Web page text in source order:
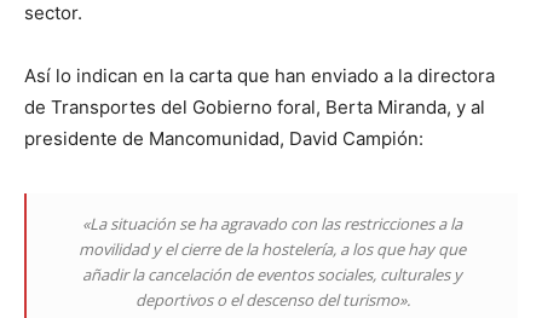
sector.
Así lo indican en la carta que han enviado a la directora
de Transportes del Gobierno foral, Berta Miranda, y al
presidente de Mancomunidad, David Campión:
«La situación se ha agravado con las restricciones a la
movilidad y el cierre de la hostelería, a los que hay que
añadir la cancelación de eventos sociales, culturales y
deportivos o el descenso del turismo».